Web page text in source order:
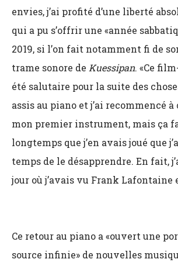
envies, j’ai profité d’une liberté
qui a pu s’offrir une «année
2019, si l’on fait notamment fi de
trame sonore de Kuessipan. «Ce
été salutaire pour la suite des
assis au piano et j’ai recommencé à
mon premier instrument, mais ça
longtemps que j’en avais joué que
temps de le désapprendre. En fait,
jour où j’avais vu Frank Lafontaine
Ce retour au piano a «ouvert une
source infinie» de nouvelles